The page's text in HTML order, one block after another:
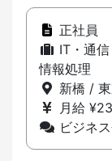
正社員
IT・通
情報処理
新橋 /
月給
ビジネ